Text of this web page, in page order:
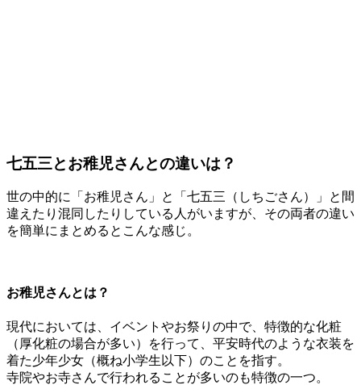
七五三とお稚児さんとの違いは？
世の中的に「お稚児さん」と「七五三（しちごさん）」と間
違えたり混同したりしている人がいますが、その両者の違い
を簡単にまとめるとこんな感じ。
お稚児さんとは？
現代においては、イベントやお祭りの中で、特徴的な化粧
（厚化粧の場合が多い）を行って、平安時代のような衣装を
着た少年少女（概ね小学生以下）のことを指す。
寺院やお寺さんで行われることが多いのも特徴の一つ。